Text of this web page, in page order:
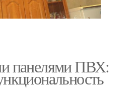
панелями ПВХ: